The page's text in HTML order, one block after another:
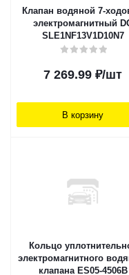
Клапан водяной 7-
электромагнитный
SLE1NF13V1D10N7
7 269.99 ₽/шт
В корзину
Кольцо
электромагнитного
клапана ES05-4506B